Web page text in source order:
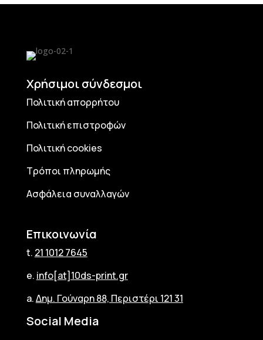
Χρήσιμοι σύνδεσμοι
Πολιτική απορρήτου
Πολιτική επιστροφών
Πολιτική cookies
Τρόποι πληρωμής
Ασφάλεια συναλλαγών
Επικοινωνία
t. 21 1012 7645
e. info[at]10ds-print.gr
a.Δημ. Γούναρη 88, Περιστέρι 121 31
Social Media